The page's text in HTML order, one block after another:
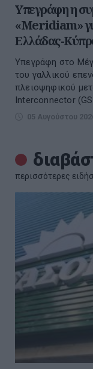
Υπεγράφη η
«Meridiam»
Ελλάδας-
Υπεγράφη στο
του γαλλικού
πλειοψηφικού
Interconnector
05 Αυγούστου
περισσότερες